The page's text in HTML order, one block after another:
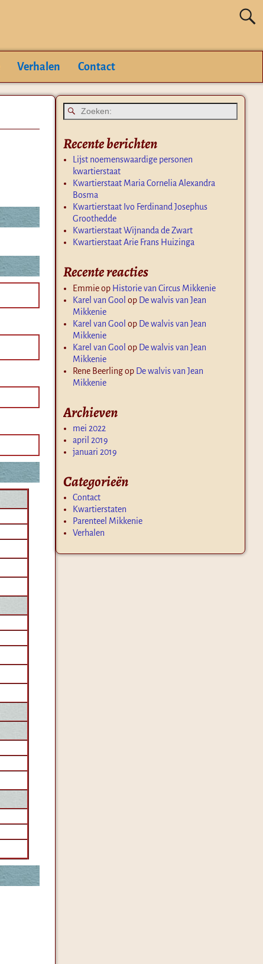
Verhalen Contact
Recente berichten
Lijst noemenswaardige personen
kwartierstaat
Kwartierstaat Maria Cornelia Alexandra
Bosma
Kwartierstaat Ivo Ferdinand Josephus
Groothedde
Kwartierstaat Wijnanda de Zwart
Kwartierstaat Arie Frans Huizinga
Recente reacties
Emmieop Historie van Circus Mikkenie
Karel van Gool op De walvis van Jean
Mikkenie
Karel van Gool op De walvis van Jean
Mikkenie
Karel van Gool op De walvis van Jean
Mikkenie
Rene Beerlingop De walvis van Jean
Mikkenie
Archieven
mei 2022
april 2019
januari 2019
Categorieën
Contact
Kwartierstaten
Parenteel Mikkenie
Verhalen